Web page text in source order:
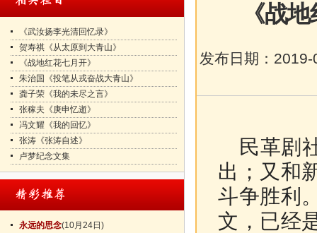
《武汝扬李光清回忆录》
贺寿祺《从太原到大青山》
《战地红花七月开》
朱治国《投笔从戎奋战大青山》
龚子荣《我的未尽之言》
张稼夫《庚申忆逝》
冯文耀《我的回忆》
张涛《张涛自述》
卢梦纪念文集
永远的思念(10月24日)
《战
发布日期： 2019-
民革剧
出；又和
斗争胜利
文，已经